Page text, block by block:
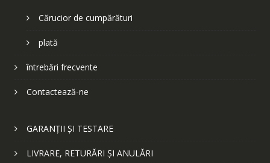
Cărucior de cumpărături
plată
întrebări frecvente
Contactează-ne
GARANȚII ȘI TESTARE
LIVRARE, RETURĂRI ȘI ANULĂRI